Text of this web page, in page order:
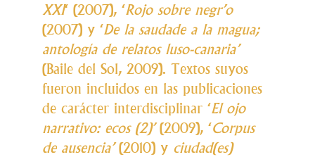
XXI‘ (2007), ‘Rojo sobre negr’o
(2007) y ‘De la saudade a la magua;
antología de relatos luso-canaria’
(Baile del Sol, 2009). Textos suyos
fueron incluidos en las publicaciones
de carácter interdisciplinar ‘El ojo
narrativo: ecos (2)’(2009), ‘Corpus
de ausencia’(2010) y ciudad(es)